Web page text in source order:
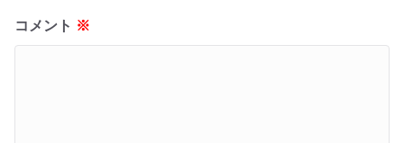
コメント ※